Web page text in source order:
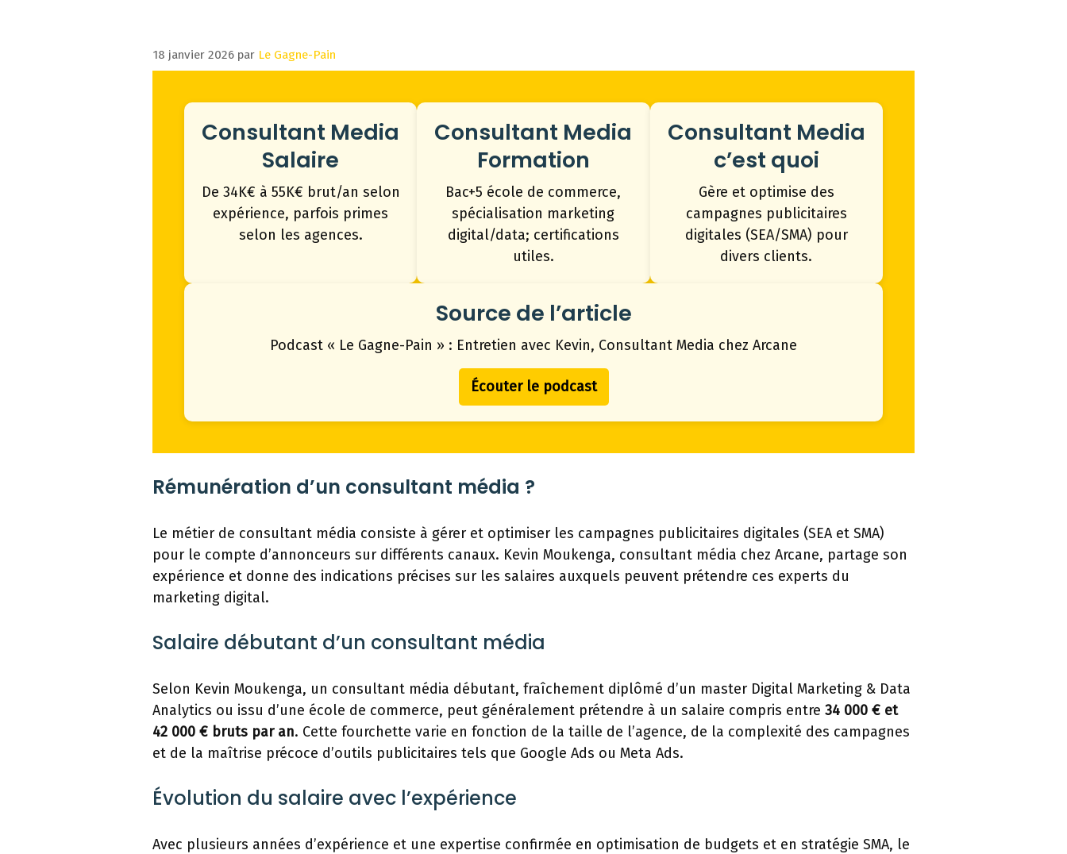
18 janvier 2026 par Le Gagne-Pain
Consultant Media
Salaire
De 34K€ à 55K€ brut/an selon
expérience, parfois primes
selon les agences.
Consultant Media
Formation
Bac+5 école de commerce,
spécialisation marketing
digital/data; certifications
utiles.
Consultant Media
c’est quoi
Gère et optimise des
campagnes publicitaires
digitales (SEA/SMA) pour
divers clients.
Source de l’article
Podcast « Le Gagne-Pain » : Entretien avec Kevin, Consultant Media chez Arcane
Écouter le podcast
Rémunération d’un consultant média ?
Le métier de consultant média consiste à gérer et optimiser les campagnes publicitaires digitales (SEA et SMA)
pour le compte d’annonceurs sur différents canaux. Kevin Moukenga, consultant média chez Arcane, partage son
expérience et donne des indications précises sur les salaires auxquels peuvent prétendre ces experts du
marketing digital.
Salaire débutant d’un consultant média
Selon Kevin Moukenga, un consultant média débutant, fraîchement diplômé d’un master Digital Marketing & Data
Analytics ou issu d’une école de commerce, peut généralement prétendre à un salaire compris entre 34 000 € et
42 000 € bruts par an. Cette fourchette varie en fonction de la taille de l’agence, de la complexité des campagnes
et de la maîtrise précoce d’outils publicitaires tels que Google Ads ou Meta Ads.
Évolution du salaire avec l’expérience
Avec plusieurs années d’expérience et une expertise confirmée en optimisation de budgets et en stratégie SMA, le